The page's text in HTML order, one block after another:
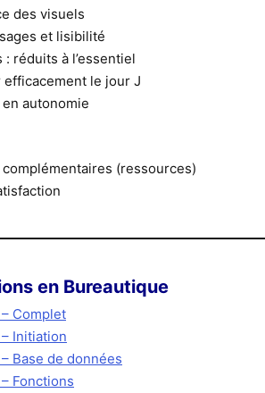
des visuels
et lisibilité
: réduits à l’essentiel
efficacement le jour J
autonomie
(ressources)
en Bureautique
Complet
Initiation
Base de données
Fonctions